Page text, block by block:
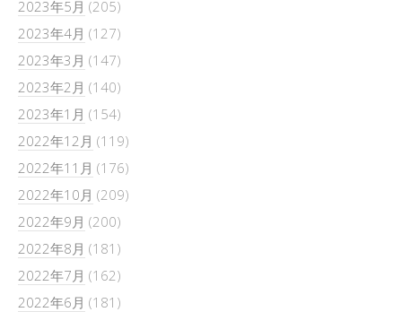
2023年5月 (205)
2023年4月 (127)
2023年3月 (147)
2023年2月 (140)
2023年1月 (154)
2022年12月 (119)
2022年11月 (176)
2022年10月 (209)
2022年9月 (200)
2022年8月 (181)
2022年7月 (162)
2022年6月 (181)